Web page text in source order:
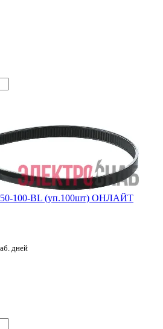
100-BL (уп.100шт) ОНЛАЙТ
дней